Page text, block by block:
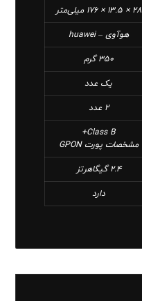
28 × 13.5 × 176 میلی‌متر
هوآوی – huawei
350 گرم
یک عدد
2 عدد
Class B+
مشخصات پورت GPON
2.4 گیگاهرتز
دارد